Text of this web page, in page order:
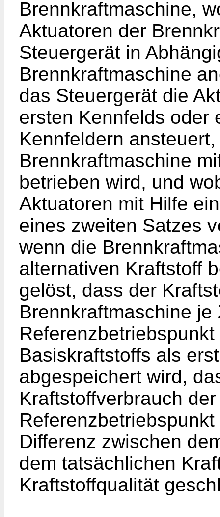
Brennkraftmaschine,
Aktuatoren der
Steuergerät in
Brennkraftmaschine
das Steuergerät die
ersten Kennfelds oder
Kennfeldern
Brennkraftmaschine
betrieben wird, und
Aktuatoren mit Hilfe
eines zweiten Satzes
wenn die
alternativen Kraftstoff
gelöst, dass der
Brennkraftmaschine
Basiskraftstoffs als
abgespeichert wird,
Kraftstoffverbrauch
Differenz zwischen
dem tatsächlichen
Kraftstoffqualität